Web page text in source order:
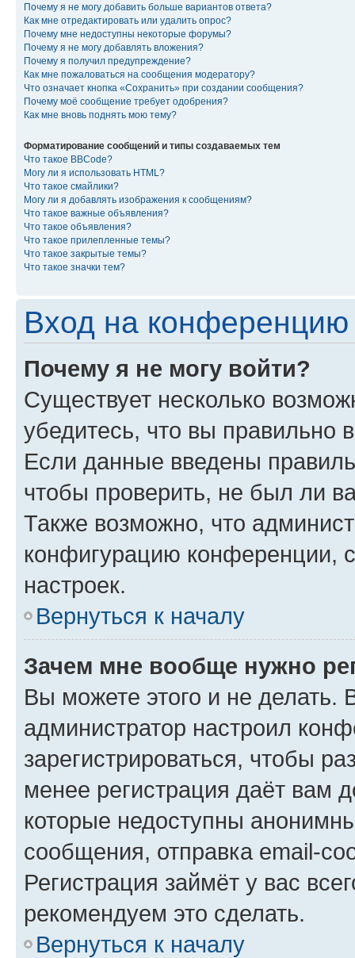
Почему я не могу добавить больше вариантов ответа?
Как мне отредактировать или удалить опрос?
Почему мне недоступны некоторые форумы?
Почему я не могу добавлять вложения?
Почему я получил предупреждение?
Как мне пожаловаться на сообщения модератору?
Что означает кнопка «Сохранить» при создании сообщения?
Почему моё сообщение требует одобрения?
Как мне вновь поднять мою тему?
Форматирование сообщений и типы создаваемых тем
Что такое BBCode?
Могу ли я использовать HTML?
Что такое смайлики?
Могу ли я добавлять изображения к сообщениям?
Что такое важные объявления?
Что такое объявления?
Что такое прилепленные темы?
Что такое закрытые темы?
Что такое значки тем?
Вход на конференцию
Почему я не могу войти?
Существует несколько
убедитесь, что вы правильно
Если данные введены
чтобы проверить, не был ли
Также возможно, что
конфигурацию конференции,
настроек.
Вернуться к началу
Зачем мне вообще нужно
Вы можете этого и не делать.
администратор настроил
зарегистрироваться, чтобы
менее регистрация даёт вам
которые недоступны
сообщения, отправка email-
Регистрация займёт у вас
рекомендуем это сделать.
Вернуться к началу